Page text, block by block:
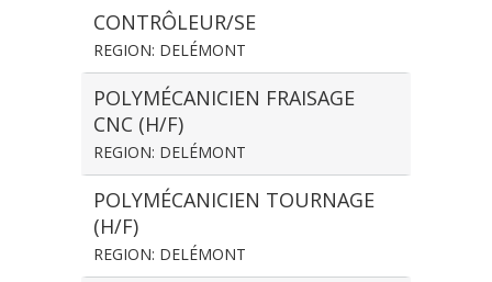
CONTRÔLEUR/SE
REGION: DELÉMONT
POLYMÉCANICIEN FRAISAGE
CNC (H/F)
REGION: DELÉMONT
POLYMÉCANICIEN TOURNAGE
(H/F)
REGION: DELÉMONT